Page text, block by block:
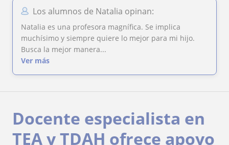
Los alumnos de Natalia opinan:
Natalia es una profesora magnífica. Se implica
muchísimo y siempre quiere lo mejor para mi hijo.
Busca la mejor manera...
Ver más
Docente especialista en
TEA y TDAH ofrece apoyo